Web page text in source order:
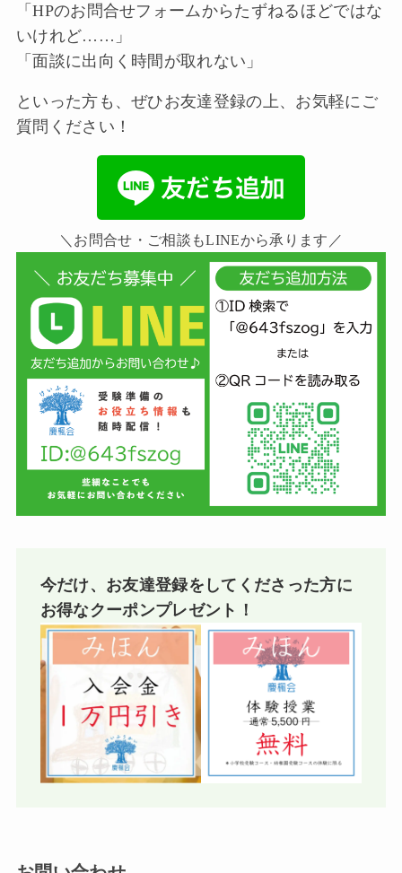
「HPのお問合せフォームからたずねるほどではな
いけれど……」
「面談に出向く時間が取れない」
といった方も、ぜひお友達登録の上、お気軽にご
質問ください！
＼お問合せ・ご相談もLINEから承ります／
今だけ、お友達登録をしてくださった方に
お得なクーポンプレゼント！